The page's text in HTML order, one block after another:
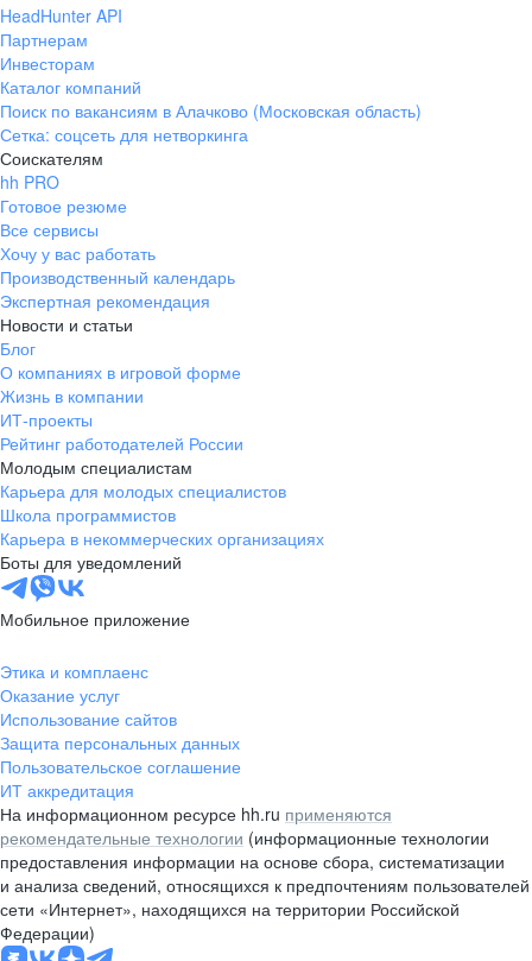
HeadHunter API
Партнерам
Инвесторам
Каталог компаний
Поиск по вакансиям в Алачково (Московская область)
Сетка: соцсеть для нетворкинга
Соискателям
hh PRO
Готовое резюме
Все сервисы
Хочу у вас работать
Производственный календарь
Экспертная рекомендация
Новости и статьи
Блог
О компаниях в игровой форме
Жизнь в компании
ИТ-проекты
Рейтинг работодателей России
Молодым специалистам
Карьера для молодых специалистов
Школа программистов
Карьера в некоммерческих организациях
Боты для уведомлений
Мобильное приложение
Этика и комплаенс
Оказание услуг
Использование сайтов
Защита персональных данных
Пользовательское соглашение
ИТ аккредитация
На информационном ресурсе hh.ru применяются
рекомендательные технологии (информационные технологии
предоставления информации на основе сбора, систематизации
и анализа сведений, относящихся к предпочтениям пользователей
сети «Интернет», находящихся на территории Российской
Федерации)